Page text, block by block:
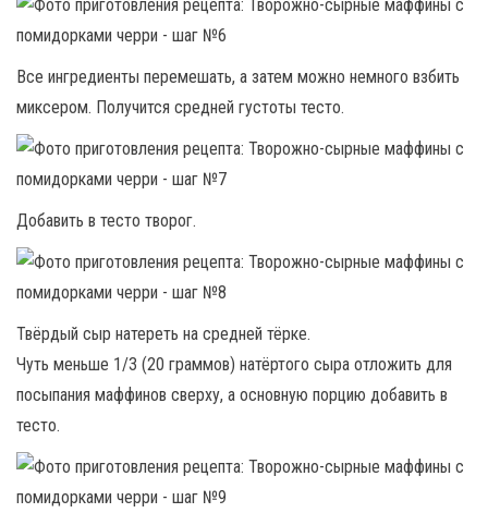
Все ингредиенты перемешать, а затем можно немного взбить
миксером. Получится средней густоты тесто.
Добавить в тесто творог.
Твёрдый сыр натереть на средней тёрке.
Чуть меньше 1/3 (20 граммов) натёртого сыра отложить для
посыпания маффинов сверху, а основную порцию добавить в
тесто.